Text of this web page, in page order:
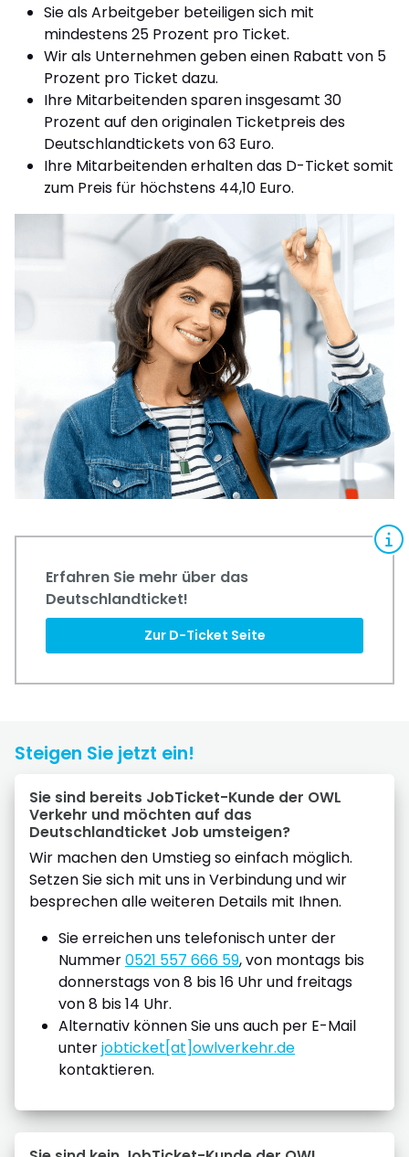
Sie als Arbeitgeber beteiligen sich mit
mindestens 25 Prozent pro Ticket.
Wir als Unternehmen geben einen Rabatt von 5
Prozent pro Ticket dazu.
Ihre Mitarbeitenden sparen insgesamt 30
Prozent auf den originalen Ticketpreis des
Deutschlandtickets von 63 Euro.
Ihre Mitarbeitenden erhalten das D-Ticket somit
zum Preis für höchstens 44,10 Euro.
Erfahren Sie mehr über das
Deutschlandticket!
Zur D-Ticket Seite
Steigen Sie jetzt ein!
Sie sind bereits JobTicket-Kunde der OWL
Verkehr und möchten auf das
Deutschlandticket Job umsteigen?
Wir machen den Umstieg so einfach möglich.
Setzen Sie sich mit uns in Verbindung und wir
besprechen alle weiteren Details mit Ihnen.
Sie erreichen uns telefonisch unter der
Nummer0521 557 666 59, von montags bis
donnerstags von 8 bis 16 Uhr und freitags
von 8 bis 14 Uhr.
Alternativ können Sie uns auch per E-Mail
unterjobticket[at]owlverkehr.de
kontaktieren.